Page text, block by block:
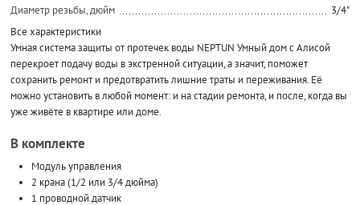
Диаметр резьбы, дюйм
3/4"
Все характеристики
Умная система защиты от протечек воды NEPTUN Умный дом с Алисой
перекроет подачу воды в экстренной ситуации, а значит, поможет
сохранить ремонт и предотвратить лишние траты и переживания. Её
можно установить в любой момент: и на стадии ремонта, и после, когда вы
уже живёте в квартире или доме.
В комплекте
Модуль управления
2 крана (1/2 или 3/4 дюйма)
1 проводной датчик